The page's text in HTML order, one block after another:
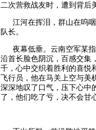
二次营救战友时，遭到背后
江河在挥泪，群山在呜
队长。
夜幕低垂。云南空军某
沿首长脸色阴沉，百感交集
千，心中交织着胜利的喜悦
飞行员，他在马关上空与美
深深地叹了口气，压下心中
了，他们吃了亏，决不会甘